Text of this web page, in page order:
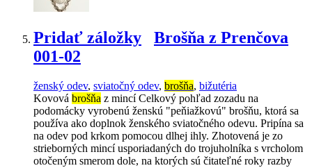
Pridať záložky
Brošňa z Prenčova
001-02
ženský odev, sviatočný odev, brošňa, bižutéria
Kovová brošňa z mincí Celkový pohľad zozadu na
podomácky vyrobenú ženskú "peňiažkovú" brošňu, ktorá sa
používa ako doplnok ženského sviatočného odevu. Pripína sa
na odev pod krkom pomocou dlhej ihly. Zhotovená je zo
strieborných mincí usporiadaných do trojuholníka s vrcholom
otočeným smerom dole, na ktorých sú čitateľné roky razby